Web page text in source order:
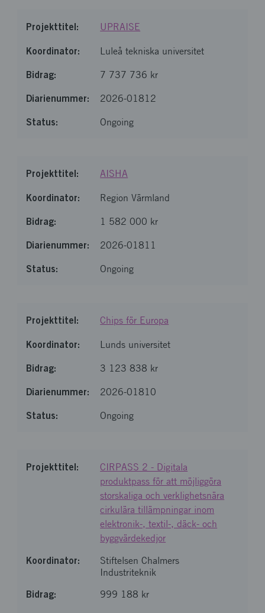
UPRAISE
Luleå tekniska universitet
7 737 736 kr
2026-01812
Ongoing
AISHA
Region Värmland
1 582 000 kr
2026-01811
Ongoing
Chips för Europa
Lunds universitet
3 123 838 kr
2026-01810
Ongoing
CIRPASS 2 - Digitala
produktpass för att möjliggöra
storskaliga och verklighetsnära
cirkulära tillämpningar inom
elektronik-, textil-, däck- och
byggvärdekedjor
Stiftelsen Chalmers
Industriteknik
999 188 kr